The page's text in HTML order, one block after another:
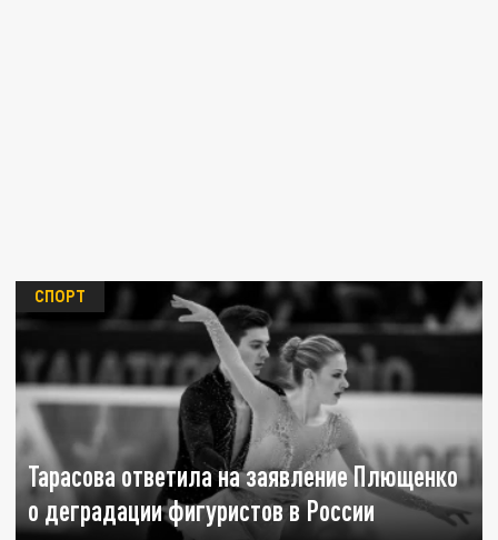
Тарасова ответила на заявление Плющенко
о деградации фигуристов в России
СПОРТ